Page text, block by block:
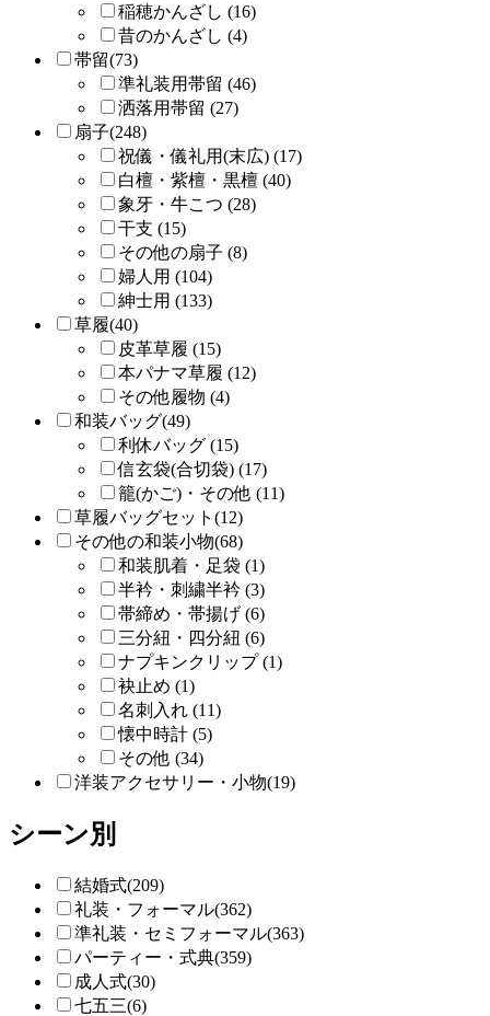
稲穂かんざし (16)
昔のかんざし (4)
帯留(73)
準礼装用帯留 (46)
洒落用帯留 (27)
扇子(248)
祝儀・儀礼用(末広) (17)
白檀・紫檀・黒檀 (40)
象牙・牛こつ (28)
干支 (15)
その他の扇子 (8)
婦人用 (104)
紳士用 (133)
草履(40)
皮革草履 (15)
本パナマ草履 (12)
その他履物 (4)
和装バッグ(49)
利休バッグ (15)
信玄袋(合切袋) (17)
籠(かご)・その他 (11)
草履バッグセット(12)
その他の和装小物(68)
和装肌着・足袋 (1)
半衿・刺繍半衿 (3)
帯締め・帯揚げ (6)
三分紐・四分紐 (6)
ナプキンクリップ (1)
袂止め (1)
名刺入れ (11)
懐中時計 (5)
その他 (34)
洋装アクセサリー・小物(19)
シーン別
結婚式(209)
礼装・フォーマル(362)
準礼装・セミフォーマル(363)
パーティー・式典(359)
成人式(30)
七五三(6)